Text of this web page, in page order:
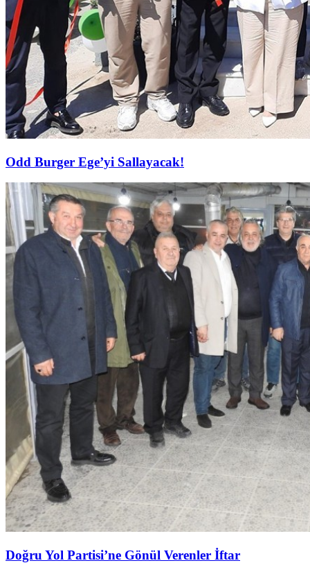
Odd Burger Ege’yi Sallayacak!
Doğru Yol Partisi’ne Gönül Verenler İftar